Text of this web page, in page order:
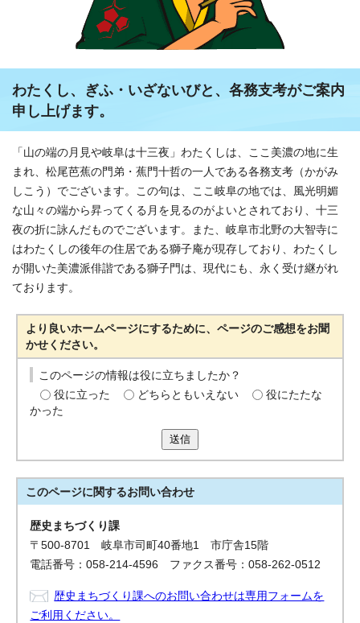
わたくし、ぎふ・いざないびと、各務支考がご案内
申し上げます。
「山の端の月見や岐阜は十三夜」わたくしは、ここ美濃の地に生
まれ、松尾芭蕉の門弟・蕉門十哲の一人である各務支考（かがみ
しこう）でございます。この句は、ここ岐阜の地では、風光明媚
な山々の端から昇ってくる月を見るのがよいとされており、十三
夜の折に詠んだものでございます。また、岐阜市北野の大智寺に
はわたくしの後年の住居である獅子庵が現存しており、わたくし
が開いた美濃派俳諧である獅子門は、現代にも、永く受け継がれ
ております。
より良いホームページにするために、ページのご感想をお聞
かせください。
このページの情報は役に立ちましたか？
役に立った
どちらともいえない
役にたたな
かった
送信
このページに関するお問い合わせ
歴史まちづくり課
〒500-8701 岐阜市司町40番地1 市庁舎15階
電話番号：058-214-4596 ファクス番号：058-262-0512
歴史まちづくり課へのお問い合わせは専用フォームを
ご利用ください。